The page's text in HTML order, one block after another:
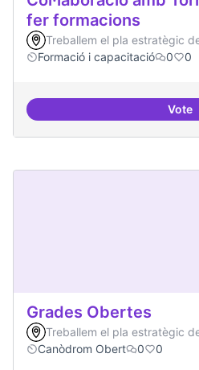
fer formacions
Treballem el pla estratègic
Formació i capacitació
0 0
Vote
Grades Obertes
Treballem el pla estratègic
Canòdrom Obert
0 0